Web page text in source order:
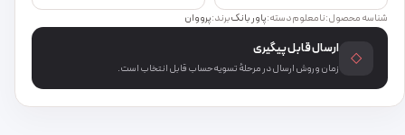
شناسه محصول:نامعلومدسته:پاور بانکبرند:پرووان
◇ ارسال قابل پیگیری
زمان و روش ارسال در مرحلهٔ تسویه‌حساب قابل انتخاب است.